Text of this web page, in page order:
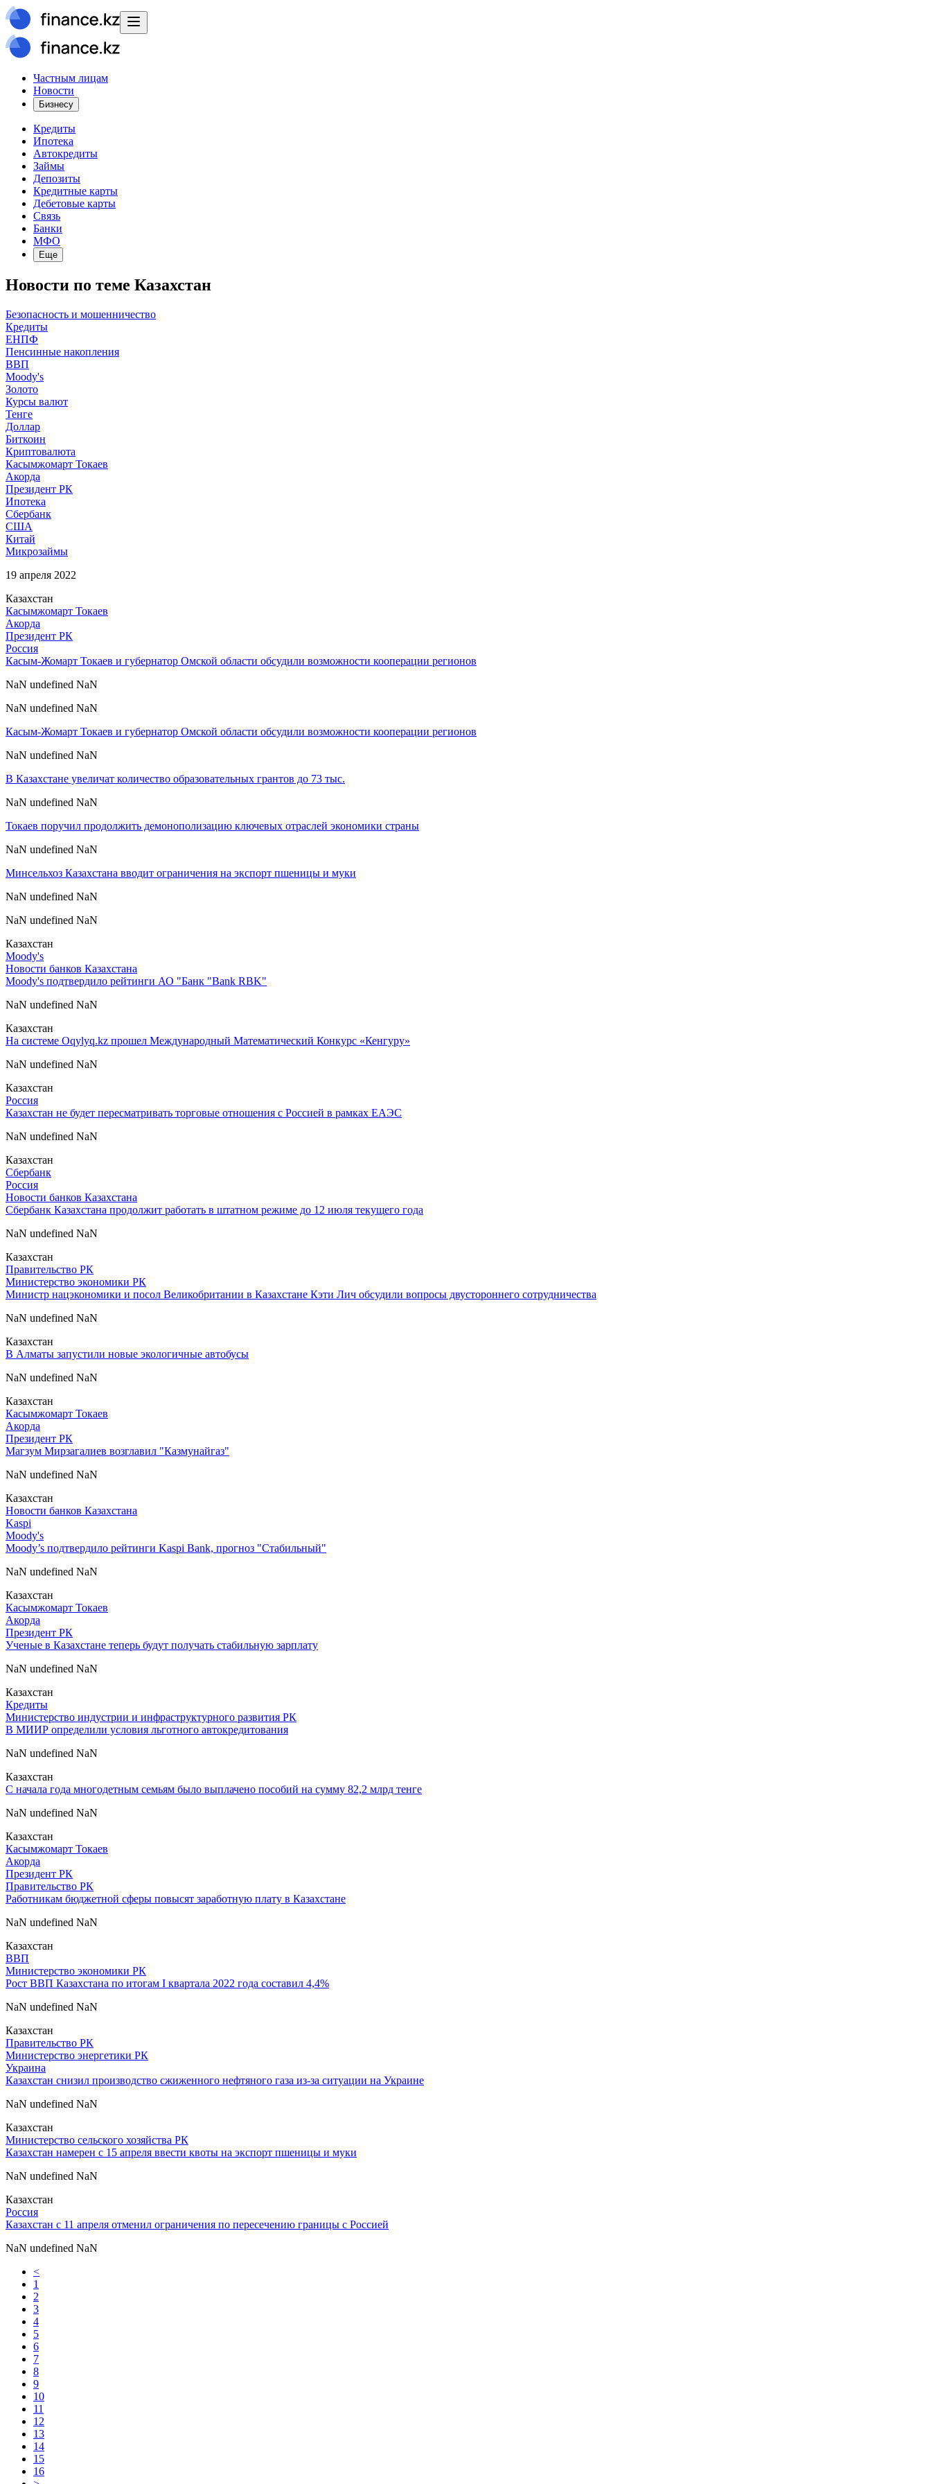
Частным лицам
Новости
Бизнесу
Кредиты
Ипотека
Автокредиты
Займы
Депозиты
Кредитные карты
Дебетовые карты
Связь
Банки
МФО
Еще
Новости по теме Казахстан
Безопасность и мошенничество
Кредиты
ЕНПФ
Пенсинные накопления
ВВП
Moody's
Золото
Курсы валют
Тенге
Доллар
Биткоин
Криптовалюта
Касымжомарт Токаев
Акорда
Президент РК
Ипотека
Сбербанк
США
Китай
Микрозаймы
19 апреля 2022
Казахстан
Касымжомарт Токаев
Акорда
Президент РК
Россия
Касым-Жомарт Токаев и губернатор Омской области обсудили возможности кооперации регионов
NaN undefined NaN
NaN undefined NaN
Касым-Жомарт Токаев и губернатор Омской области обсудили возможности кооперации регионов
NaN undefined NaN
В Казахстане увеличат количество образовательных грантов до 73 тыс.
NaN undefined NaN
Токаев поручил продолжить демонополизацию ключевых отраслей экономики страны
NaN undefined NaN
Минсельхоз Казахстана вводит ограничения на экспорт пшеницы и муки
NaN undefined NaN
NaN undefined NaN
Казахстан
Moody's
Новости банков Казахстана
Moody's подтвердило рейтинги АО "Банк "Bank RBK"
NaN undefined NaN
Казахстан
На системе Oqylyq.kz прошел Международный Математический Конкурс «Кенгуру»
NaN undefined NaN
Казахстан
Россия
Казахстан не будет пересматривать торговые отношения с Россией в рамках ЕАЭС
NaN undefined NaN
Казахстан
Сбербанк
Россия
Новости банков Казахстана
Сбербанк Казахстана продолжит работать в штатном режиме до 12 июля текущего года
NaN undefined NaN
Казахстан
Правительство РК
Министерство экономики РК
Министр нацэкономики и посол Великобритании в Казахстане Кэти Лич обсудили вопросы двустороннего сотрудничества
NaN undefined NaN
Казахстан
В Алматы запустили новые экологичные автобусы
NaN undefined NaN
Казахстан
Касымжомарт Токаев
Акорда
Президент РК
Магзум Мирзагалиев возглавил "Казмунайгаз"
NaN undefined NaN
Казахстан
Новости банков Казахстана
Kaspi
Moody's
Moody’s подтвердило рейтинги Kaspi Bank, прогноз "Стабильный"
NaN undefined NaN
Казахстан
Касымжомарт Токаев
Акорда
Президент РК
Ученые в Казахстане теперь будут получать стабильную зарплату
NaN undefined NaN
Казахстан
Кредиты
Министерство индустрии и инфраструктурного развития РК
В МИИР определили условия льготного автокредитования
NaN undefined NaN
Казахстан
С начала года многодетным семьям было выплачено пособий на сумму 82,2 млрд тенге
NaN undefined NaN
Казахстан
Касымжомарт Токаев
Акорда
Президент РК
Правительство РК
Работникам бюджетной сферы повысят заработную плату в Казахстане
NaN undefined NaN
Казахстан
ВВП
Министерство экономики РК
Рост ВВП Казахстана по итогам I квартала 2022 года составил 4,4%
NaN undefined NaN
Казахстан
Правительство РК
Министерство энергетики РК
Украина
Казахстан снизил производство сжиженного нефтяного газа из-за ситуации на Украине
NaN undefined NaN
Казахстан
Министерство сельского хозяйства РК
Казахстан намерен с 15 апреля ввести квоты на экспорт пшеницы и муки
NaN undefined NaN
Казахстан
Россия
Казахстан с 11 апреля отменил ограничения по пересечению границы с Россией
NaN undefined NaN
<
1
2
3
4
5
6
7
8
9
10
11
12
13
14
15
16